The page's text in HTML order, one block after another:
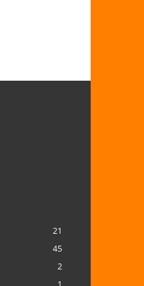
21
45
2
1